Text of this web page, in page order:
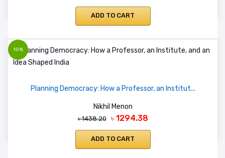
ADD TO CART
10%
Planning Democracy: How a Professor, an Institut...
Nikhil Menon
৳ 1438.20 ৳ 1294.38
ADD TO CART